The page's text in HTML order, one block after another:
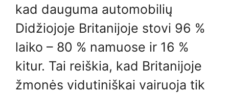
kad dauguma automobilių
Didžiojoje Britanijoje stovi 96 %
laiko – 80 % namuose ir 16 %
kitur. Tai reiškia, kad Britanijoje
žmonės vidutiniškai vairuoja tik